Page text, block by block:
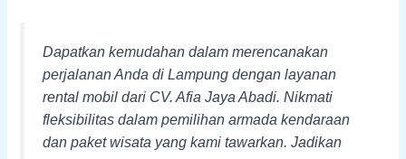
Dapatkan kemudahan dalam merencanakan
perjalanan Anda di Lampung dengan layanan
rental mobil dari CV. Afia Jaya Abadi. Nikmati
fleksibilitas dalam pemilihan armada kendaraan
dan paket wisata yang kami tawarkan. Jadikan